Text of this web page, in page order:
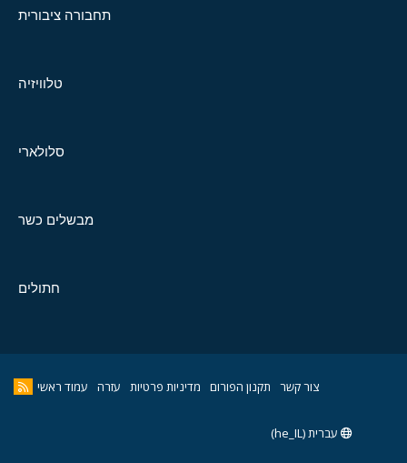
תחבורה ציבורית
טלוויזיה
סלולארי
מבשלים כשר
חתולים
צור קשר תקנון הפורום מדיניות פרטיות עזרה עמוד ראשי
עברית (he_IL)